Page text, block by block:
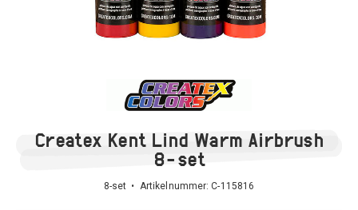
Createx Kent Lind Warm Airbrush
8-set
8-set • Artikelnummer:C-115816